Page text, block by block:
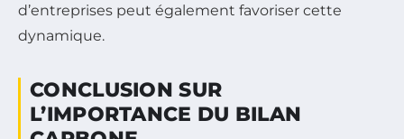
d’entreprises peut également favoriser cette
dynamique.
CONCLUSION SUR
L’IMPORTANCE DU BILAN